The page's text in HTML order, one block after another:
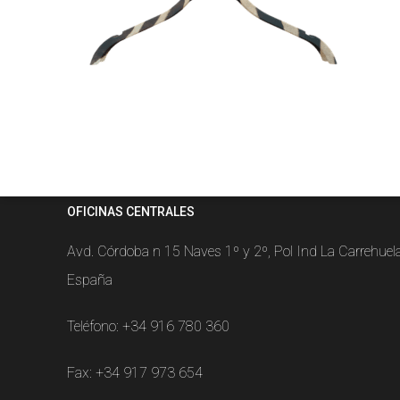
OFICINAS CENTRALES
Avd. Córdoba n 15 Naves 1º y 2º, Pol Ind La
España
Teléfono: +34 916 780 360
Fax: +34 917 973 654